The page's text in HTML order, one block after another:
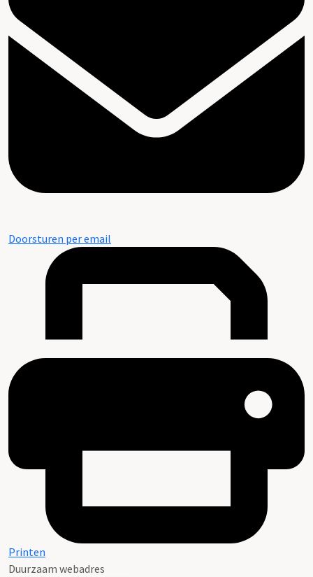
Doorsturen per email
Printen
Duurzaam webadres